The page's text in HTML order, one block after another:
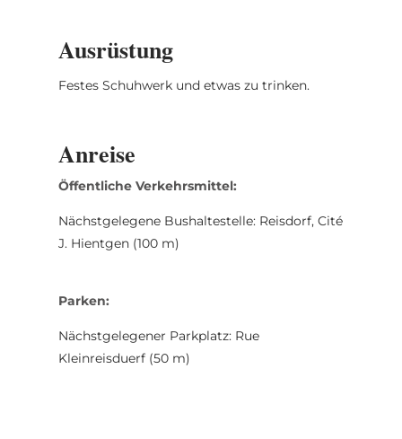
Ausrüstung
Festes Schuhwerk und etwas zu trinken.
Anreise
Öffentliche Verkehrsmittel:
Nächstgelegene Bushaltestelle: Reisdorf, Cité
J. Hientgen (100 m)
Parken:
Nächstgelegener Parkplatz: Rue
Kleinreisduerf (50 m)